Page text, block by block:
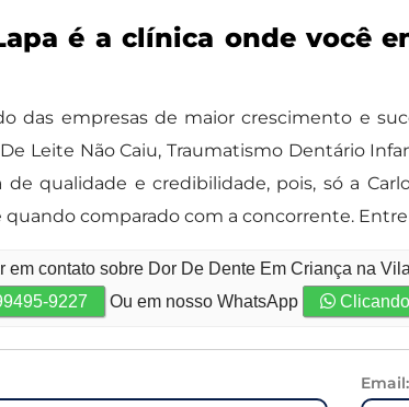
é a clínica onde você
das empresas de maior crescimento e
Leite Não Caiu, Traumatismo Dentário
qualidade e credibilidade, pois, só a
comparado com a concorrente.
em contato sobre Dor De Dente Em Criança na
9227 Ou em nosso WhatsApp
Email: